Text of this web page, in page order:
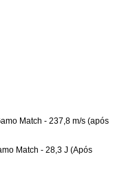
Match - 237,8 m/s (após
Match - 28,3 J (Após